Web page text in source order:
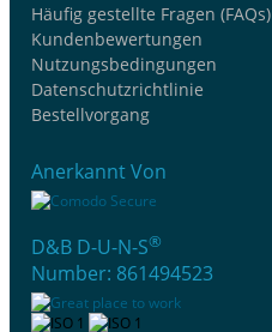
Häufig gestellte Fragen (FAQs)
Kundenbewertungen
Nutzungsbedingungen
Datenschutzrichtlinie
Bestellvorgang
Anerkannt Von
D&B D-U-N-S®
Number: 861494523